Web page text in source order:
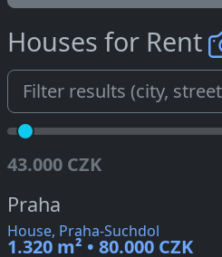
Houses for Rent
43.000 CZK
Praha
House, Praha-Suchdol
1.320 m² • 80.000 CZK